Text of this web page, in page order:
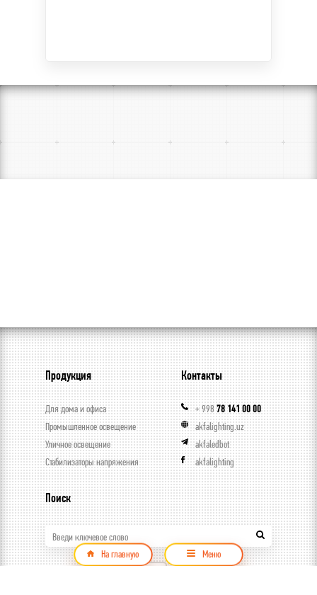
На главную Меню
Продукция
Для дома и офиса
Промышленное освещение
Уличное освещение
Стабилизаторы напряжения
Контакты
+ 99878 141 00 00
akfalighting.uz
akfaledbot
akfalighting
Поиск
Введи ключевое слово